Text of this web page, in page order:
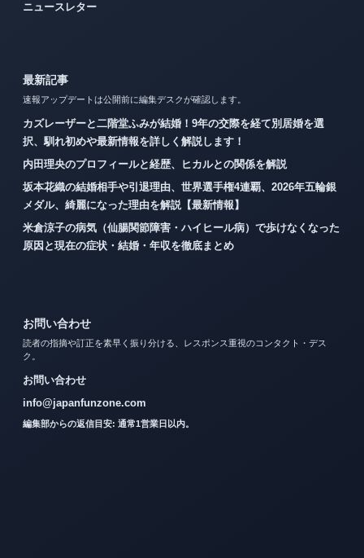
ニュースレター
最新記事
速報アップデートは公開前に編集デスクが確認します。
カズレーザーと二階堂ふみが結婚！9年の交際を経て別居婚を選
択、馴れ初めや最新情報を詳しく解説します！
内田理央のプロフィールと経歴、ヒカルとの関係を解説
坂本花織の結婚相手や引退理由、世界選手権4連覇、2026年五輪銀
メダル、綺麗になった理由を解説【最新情報】
米倉涼子の病気（仙腸関節障害・ハイヒール病）で歩けなくなった
原因と現在の症状・結婚・年収を徹底まとめ
お問い合わせ
読者の指摘や訂正を素早く振り分ける、レスポンス重視のコンタクト・デス
ク。
お問い合わせ
info@japanfunzone.com
編集部からの返信目安: 通常1営業日以内。